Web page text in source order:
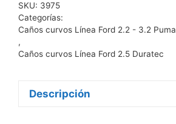
SKU: 3975
Categorías:
Caños curvos Línea Ford 2.2 - 3.2 Puma
,
Caños curvos Línea Ford 2.5 Duratec
Descripción